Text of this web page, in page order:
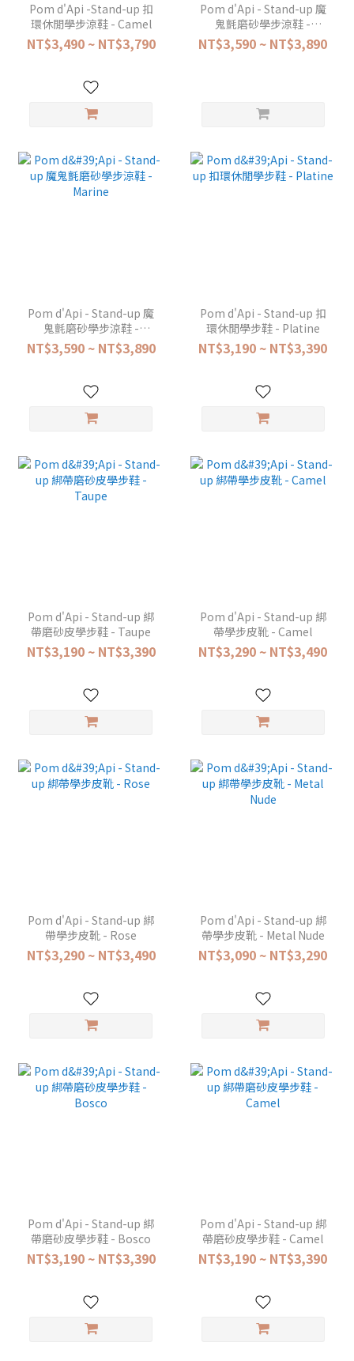
Pom d'Api -Stand-up 扣
環休閒學步涼鞋 - Camel
NT$3,490 ~ NT$3,790
Pom d'Api - Stand-up 魔
鬼氈磨砂學步涼鞋 -
Bosco
NT$3,590 ~ NT$3,890
Pom d'Api - Stand-up 魔
鬼氈磨砂學步涼鞋 -
Marine
NT$3,590 ~ NT$3,890
Pom d'Api - Stand-up 扣
環休閒學步鞋 - Platine
NT$3,190 ~ NT$3,390
Pom d'Api - Stand-up 綁
帶磨砂皮學步鞋 - Taupe
NT$3,190 ~ NT$3,390
Pom d'Api - Stand-up 綁
帶學步皮靴 - Camel
NT$3,290 ~ NT$3,490
Pom d'Api - Stand-up 綁
帶學步皮靴 - Rose
NT$3,290 ~ NT$3,490
Pom d'Api - Stand-up 綁
帶學步皮靴 - Metal Nude
NT$3,090 ~ NT$3,290
Pom d'Api - Stand-up 綁
帶磨砂皮學步鞋 - Bosco
NT$3,190 ~ NT$3,390
Pom d'Api - Stand-up 綁
帶磨砂皮學步鞋 - Camel
NT$3,190 ~ NT$3,390